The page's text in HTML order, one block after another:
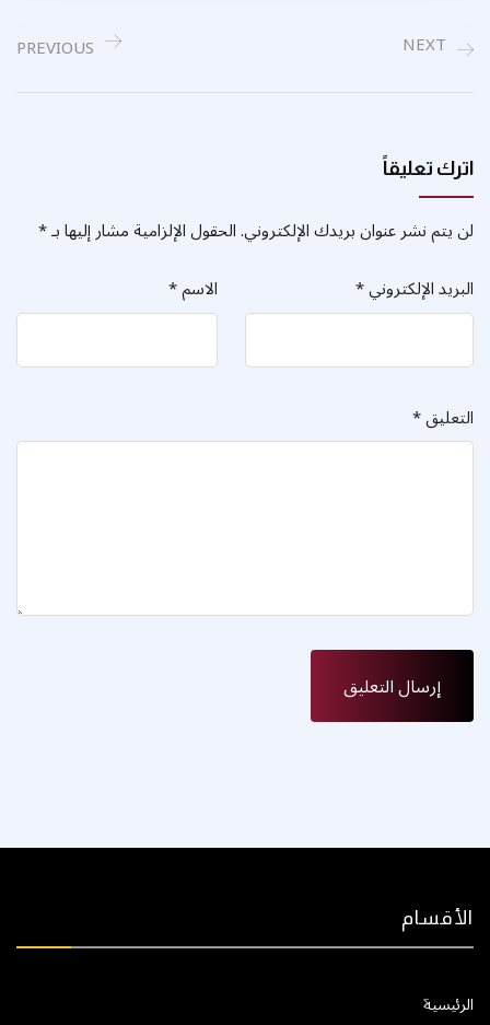
PREVIOUS NEXT
اترك تعليقاً
لن يتم نشر عنوان بريدك الإلكتروني.الحقول الإلزامية مشار إليها بـ*
الاسم* البريد الإلكتروني*
التعليق*
الأقسام
الرئيسية